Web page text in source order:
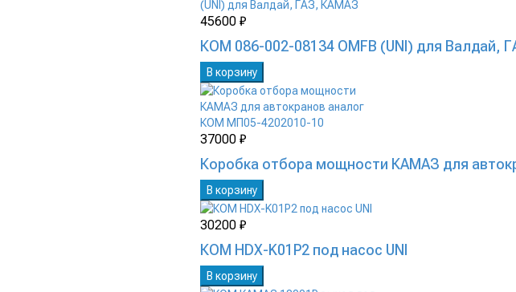
45600 ₽
КОМ 086-002-08134 OMFB (UNI) для Валдай,
В корзину
37000 ₽
Коробка отбора мощности КАМАЗ для
В корзину
30200 ₽
КОМ HDX-K01P2 под насос UNI
В корзину